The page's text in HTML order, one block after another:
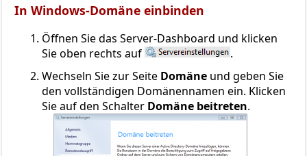
In Windows-Domäne einbinden
Öffnen Sie das Server-Dashboard und klicken
Sie oben rechts auf
.
Wechseln Sie zur Seite Domäne und geben Sie
den vollständigen Domänennamen ein. Klicken
Sie auf den Schalter Domäne beitreten.